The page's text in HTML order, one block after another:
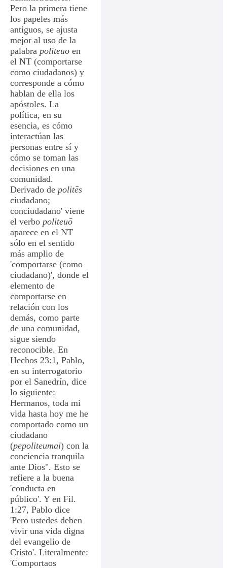
Pero la primera tiene
los papeles más
antiguos, se ajusta
mejor al uso de la
palabra politeuo en
el NT (comportarse
como ciudadanos) y
corresponde a cómo
hablan de ella los
apóstoles. La
política, en su
esencia, es cómo
interactúan las
personas entre sí y
cómo se toman las
decisiones en una
comunidad.
Derivado de politēs
ciudadano;
conciudadano' viene
el verbo politeuō
aparece en el NT
sólo en el sentido
más amplio de
'comportarse (como
ciudadano)', donde el
elemento de
comportarse en
relación con los
demás, como parte
de una comunidad,
sigue siendo
reconocible. En
Hechos 23:1, Pablo,
en su interrogatorio
por el Sanedrín, dice
lo siguiente:
Hermanos, toda mi
vida hasta hoy me he
comportado como un
ciudadano
(pepoliteumai) con la
conciencia tranquila
ante Dios". Esto se
refiere a la buena
'conducta en
público'. Y en Fil.
1:27, Pablo dice
'Pero ustedes deben
vivir una vida digna
del evangelio de
Cristo'. Literalmente:
'Comportaos